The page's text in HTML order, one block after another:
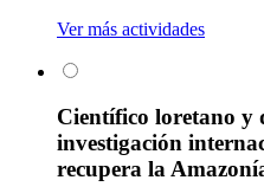
Ver más actividades
Científico loretano y
investigación
recupera la